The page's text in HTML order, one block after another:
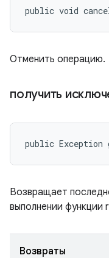
public void
Отменить операцию.
получить
public Exception
Возвращает
выполнении функции
Возвраты